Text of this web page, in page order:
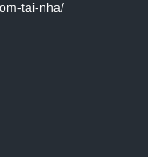
tai-nha/